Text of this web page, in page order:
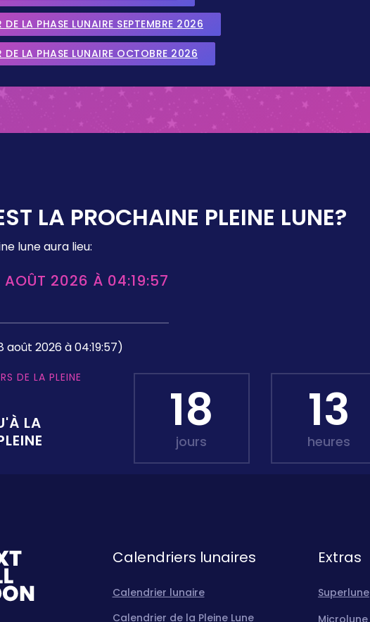
DE LA PHASE LUNAIRE SEPTEMBRE 2026
DE LA PHASE LUNAIRE OCTOBRE 2026
LA PROCHAINE PLEINE LUNE?
lune aura lieu:
AOÛT 2026 À 04:19:57
août 2026 à 04:19:57)
DE LA PLEINE
LA
18
jours
13
heures
Calendriers lunaires
Calendrier lunaire
Calendrier de la Pleine Lune
Extras
Superlune
Microlune